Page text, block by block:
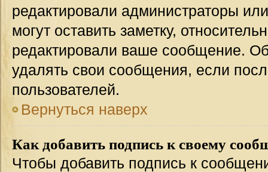
редактировали администраторы
могут оставить заметку,
редактировали ваше сообщение.
удалять свои сообщения, если
пользователей.
Вернуться наверх
Как добавить подпись к своему
Чтобы добавить подпись к